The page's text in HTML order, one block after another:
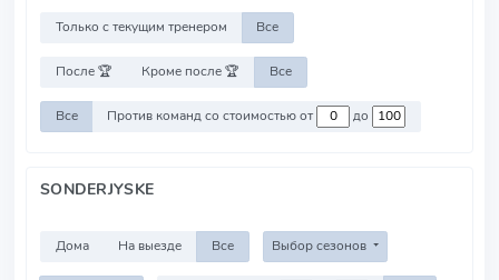
Только с текущим тренером Все
После 🏆 Кроме после 🏆 Все
Все Против команд со стоимостью от до
SONDERJYSKE
Дома На выезде Все Выбор сезонов